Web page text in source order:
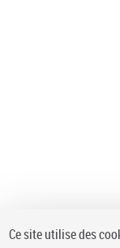
Pays
Ce site utilise des